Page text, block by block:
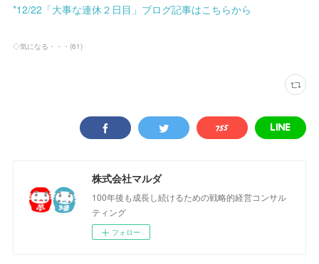
*12/22「大事な連休２日目」ブログ記事はこちらから
◇気になる・・・ (61)
株式会社マルダ
100年後も成長し続けるための戦略的経営コンサル
ティング
フォロー